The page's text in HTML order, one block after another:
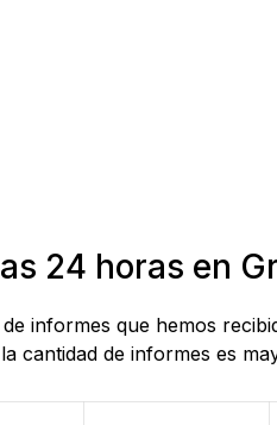
24 horas en
informes que hemos
cantidad de informes es